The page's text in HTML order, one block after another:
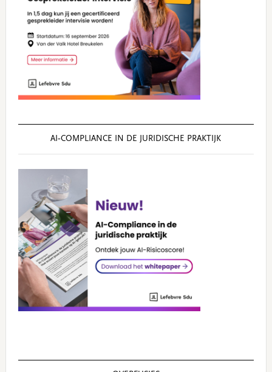
AI‑COMPLIANCE IN DE JURIDISCHE PRAKTIJK